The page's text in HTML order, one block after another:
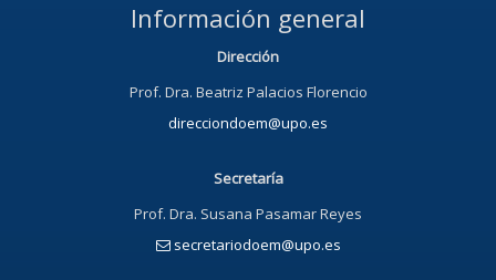
Información general
Dirección
Prof. Dra. Beatriz Palacios Florencio
direcciondoem@upo.es
Secretaría
Prof. Dra. Susana Pasamar Reyes
secretariodoem@upo.es